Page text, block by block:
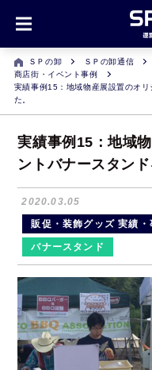
ＳＰの卸 ＳＰの卸通信
商店街・イベント事例
実績事例15：地域物産展設置のオ
た。
実績事例15：地域
ントバナースタンド
2020.03.05
販促・装飾グッズ 実績・
バナースタンド